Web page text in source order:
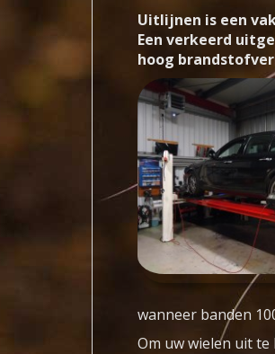
Uitlijnen is een
Een verkeerd
hoog
wanneer banden
Om uw wielen uit